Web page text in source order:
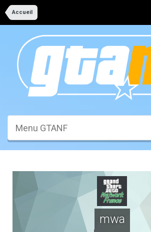
Accueil
Menu GTANF
mwa